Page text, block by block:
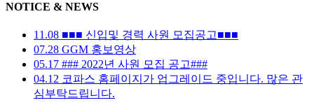
NOTICE & NEWS
11.08 ■■■ 신입및 경력 사원 모집공고■■■
07.28 GGM 홍보영상
05.17 ### 2022년 사원 모집 공고###
04.12 코파스 홈페이지가 업그레이드 중입니다. 많은 관
심부탁드립니다.